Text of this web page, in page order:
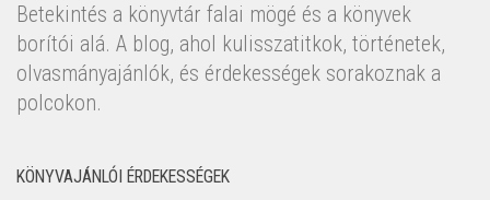
Betekintés a könyvtár falai mögé és a könyvek
borítói alá. A blog, ahol kulisszatitkok, történetek,
olvasmányajánlók, és érdekességek sorakoznak a
polcokon.
KÖNYVAJÁNLÓI ÉRDEKESSÉGEK